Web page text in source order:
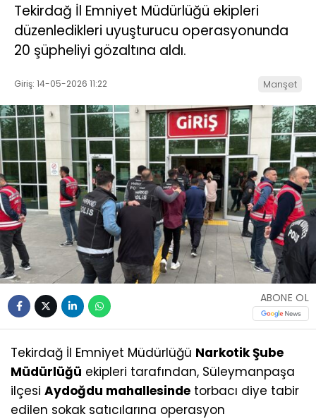
Tekirdağ İl Emniyet Müdürlüğü ekipleri
düzenledikleri uyuşturucu operasyonunda
20 şüpheliyi gözaltına aldı.
Giriş: 14-05-2026 11:22 Manşet
ABONE OL
Tekirdağ İl Emniyet Müdürlüğü Narkotik Şube
Müdürlüğü ekipleri tarafından, Süleymanpaşa
ilçesi Aydoğdu mahallesinde torbacı diye tabir
edilen sokak satıcılarına operasyon